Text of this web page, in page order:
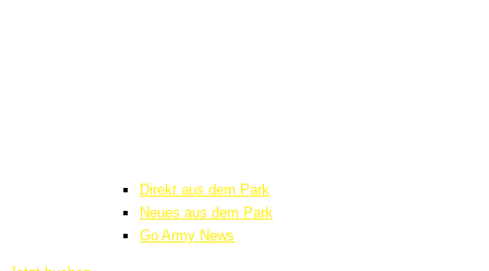
Direkt aus dem Park
Neues aus dem Park
Go Army News